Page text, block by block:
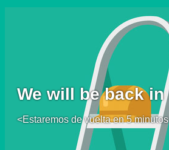
We will be back
<Estaremos de vuelta en 5 minutos